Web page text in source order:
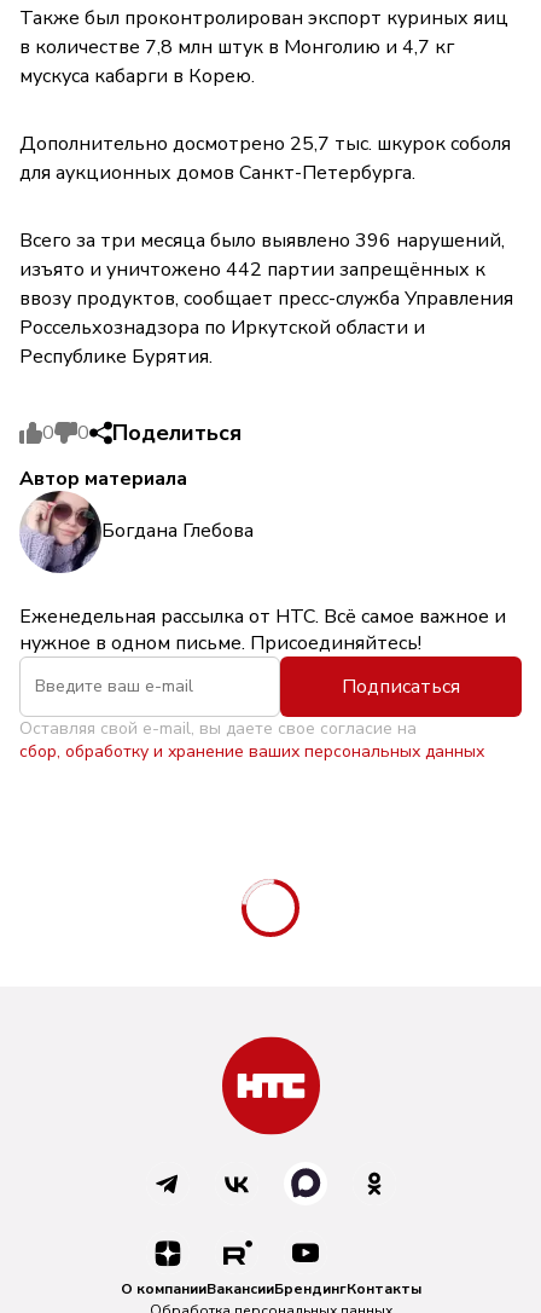
Также был проконтролирован экспорт куриных яиц
в количестве 7,8 млн штук в Монголию и 4,7 кг
мускуса кабарги в Корею.
Дополнительно досмотрено 25,7 тыс. шкурок соболя
для аукционных домов Санкт-Петербурга.
Всего за три месяца было выявлено 396 нарушений,
изъято и уничтожено 442 партии запрещённых к
ввозу продуктов, сообщает пресс-служба Управления
Россельхознадзора по Иркутской области и
Республике Бурятия.
0 0 Поделиться
Автор материала
Богдана Глебова
Еженедельная рассылка от НТС. Всё самое важное и
нужное в одном письме. Присоединяйтесь!
Подписаться
Оставляя свой e-mail, вы даете свое согласие на
сбор, обработку и хранение ваших персональных данных
О компанииВакансииБрендингКонтакты